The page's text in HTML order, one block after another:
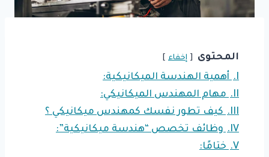
المحتوى إخفاء
I.
أهمية الهندسة الميكانيكية:
II.
مهام المهندس الميكانيكي:
III.
كيف تطور نفسك كمهندس ميكانيكي ؟
IV.
وظائف تخصص “هندسة ميكانيكية”:
V.
ختامًا: